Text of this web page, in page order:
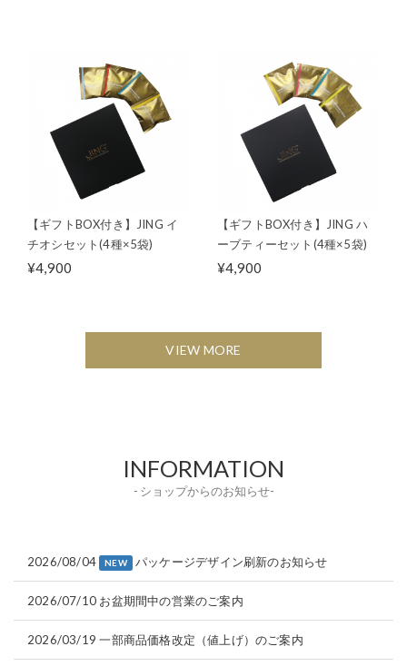
【ギフトBOX付き】JING イ
チオシセット(4種×5袋)
¥4,900
【ギフトBOX付き】JING ハ
ーブティーセット(4種×5袋)
¥4,900
VIEW MORE
INFORMATION
- ショップからのお知らせ-
2026/08/04 NEW パッケージデザイン刷新のお知らせ
2026/07/10 お盆期間中の営業のご案内
2026/03/19 一部商品価格改定（値上げ）のご案内